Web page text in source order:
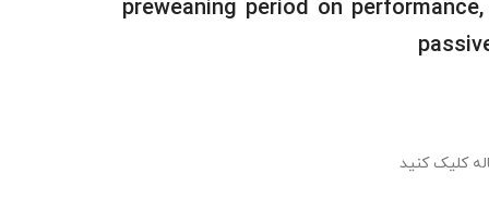
preweaning period on
کلیک کنید